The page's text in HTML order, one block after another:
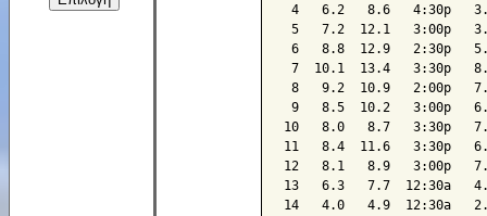
4   6.2   8.6   4:30p
5   7.2  12.1   3:00p
6   8.8  12.9   2:30p
7  10.1  13.4   3:30p
8   9.2  10.9   2:00p
9   8.5  10.2   3:00p
10   8.0   8.7   3:30p
11   8.4  11.6   3:30p
12   8.1   8.9   3:00p
13   6.3   7.7  12:30a
14   4.0   4.9  12:30a